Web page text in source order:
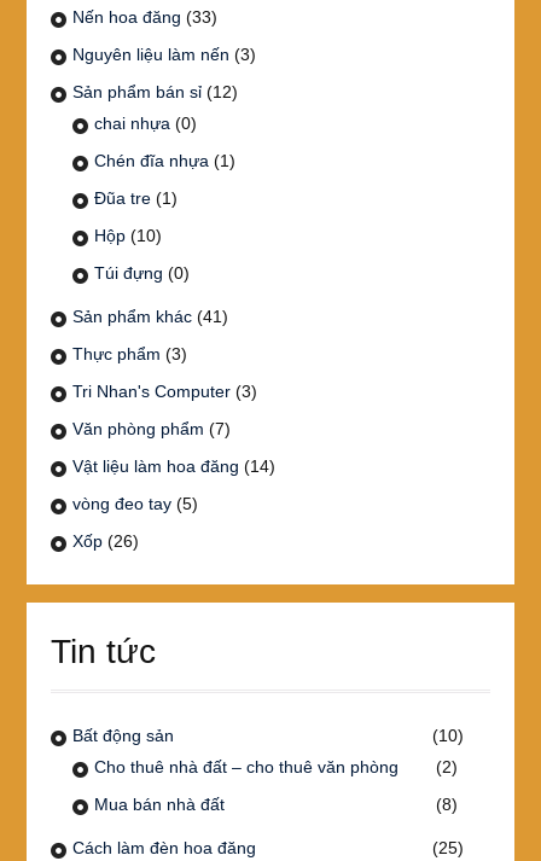
Nến hoa đăng (33)
Nguyên liệu làm nến (3)
Sản phẩm bán sỉ (12)
chai nhựa (0)
Chén đĩa nhựa (1)
Đũa tre (1)
Hộp (10)
Túi đựng (0)
Sản phẩm khác (41)
Thực phẩm (3)
Tri Nhan's Computer (3)
Văn phòng phẩm (7)
Vật liệu làm hoa đăng (14)
vòng đeo tay (5)
Xốp (26)
Tin tức
Bất động sản
(10)
Cho thuê nhà đất – cho thuê văn phòng
(2)
Mua bán nhà đất
(8)
Cách làm đèn hoa đăng (25)